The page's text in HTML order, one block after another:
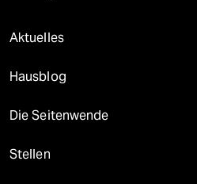
Aktuelles
Hausblog
Die Seitenwende
Stellen